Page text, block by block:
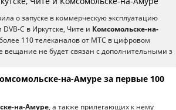
о запуске в коммерческую эксплуатацию
С в Иркутске, Чите и Комсомольске-на-
110 телеканалов от МТС в цифровом
вещание не будет связан с дополнительными з
на-Амуре за первые 100
на-Амуре , а также прилегающих к нему